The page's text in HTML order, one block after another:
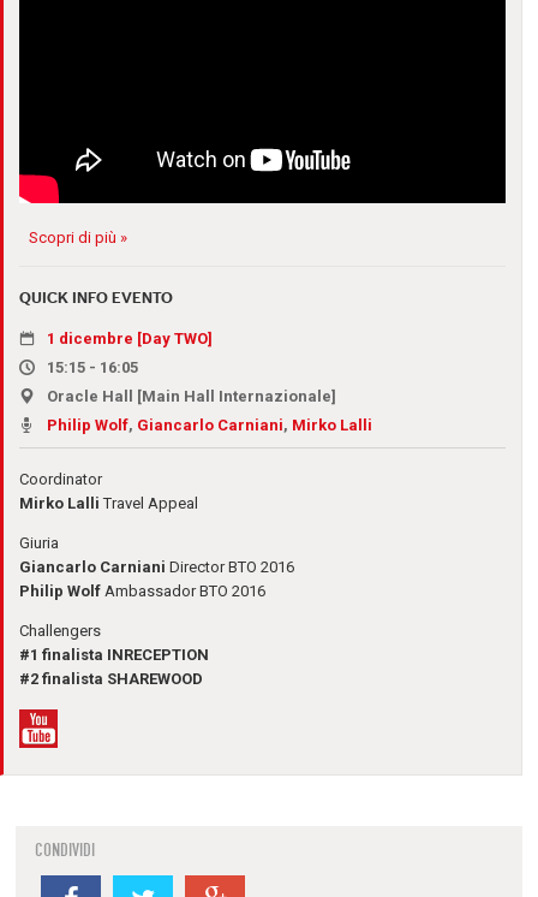
Scopri di più »
QUICK INFO EVENTO
1 dicembre [Day TWO]
15:15 - 16:05
Oracle Hall [Main Hall Internazionale]
Philip Wolf, Giancarlo Carniani, Mirko Lalli
Coordinator
Mirko LalliTravel Appeal
Giuria
Giancarlo Carniani Director BTO 2016
Philip Wolf Ambassador BTO 2016
Challengers
#1 finalista INRECEPTION
#2 finalista SHAREWOOD
CONDIVIDI